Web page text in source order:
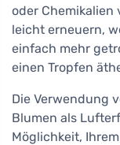
oder Chemikalien
leicht erneuern,
einfach mehr
einen Tropfen
Die Verwendung
Blumen als
Möglichkeit,